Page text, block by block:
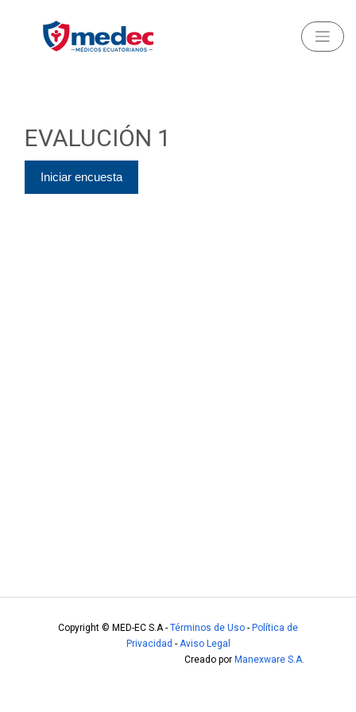
EVALUCIÓN 1
Iniciar encuesta
Copyright © MED-EC S.A - Términos de Uso - Política de
Privacidad - Aviso Legal
Creado por Manexware S.A.